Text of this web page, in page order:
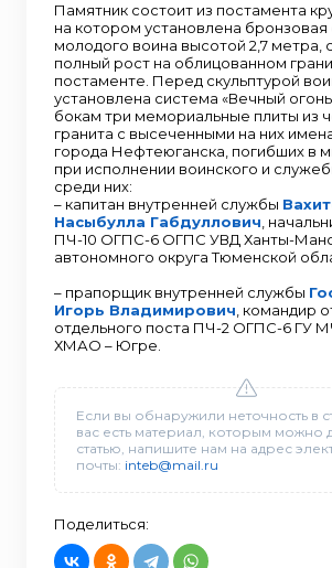
Памятник состоит из постамента
на котором установлена бронзовая
молодого воина высотой 2,7 метра,
полный рост на облицованном
постаменте. Перед скульптурой
установлена система «Вечный
бокам три мемориальные плиты из
гранита с высеченными на них
города Нефтеюганска, погибших в
при исполнении воинского и
среди них:
– капитан внутренней службы
Насыбулла Габдуллович ,
ПЧ-10 ОГПС-6 ОГПС УВД Ханты-
автономного округа Тюменской
– прапорщик внутренней службы
Игорь Владимирович , командир
отдельного поста ПЧ-2 ОГПС-6 ГУ
ХМАО – Югре.
Если вы обнаружили неточность в
вас есть материал, которым можно
статью, напишите нам на адрес
почты: inteb@mail.ru
Поделиться: